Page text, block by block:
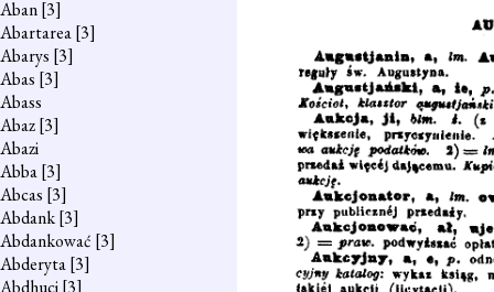
Aban[3]
Abartarea[3]
Abarys [3]
Abas [3]
Abass
Abaz[3]
Abazi
Abba[3]
Abcas [3]
Abdank[3]
Abdankować [3]
Abderyta[3]
Abdhuci[3]